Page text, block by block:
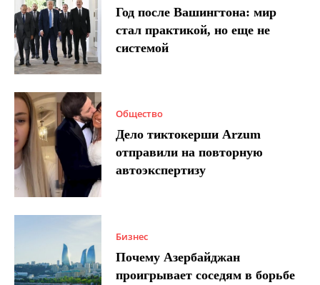
Год после Вашингтона: мир
стал практикой, но еще не
системой
Общество
Дело тиктокерши Arzum
отправили на повторную
автоэкспертизу
Бизнес
Почему Азербайджан
проигрывает соседям в борьбе